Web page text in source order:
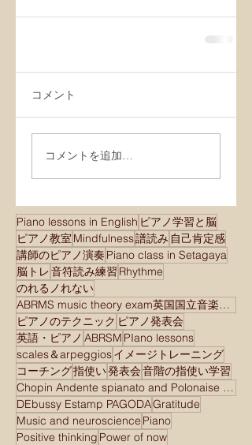
コメント
コメントを追加…
Piano lessons in English ピアノ学習と脳
ピアノ教室 Mindfulness譜読み 自己肯定感
講師のピアノ演奏 Piano class in Setagaya
脳トレ音符読み練習 Rhythme
のれるノれない
ABRMS music theory exam英国国立音楽院検定試験
ピアノのテクニック ピアノ発表会
英語・ピアノ ABRSM PIano lessons
scales＆arpeggiosイメージトレーニング
コーチング指使い発表会音階の指使い学習
Chopin Andente spianato and Polonaise brilliant
DEbussy Estamp PAGODAGratitude
Music and neuroscience Piano
Positive thinking Power of now